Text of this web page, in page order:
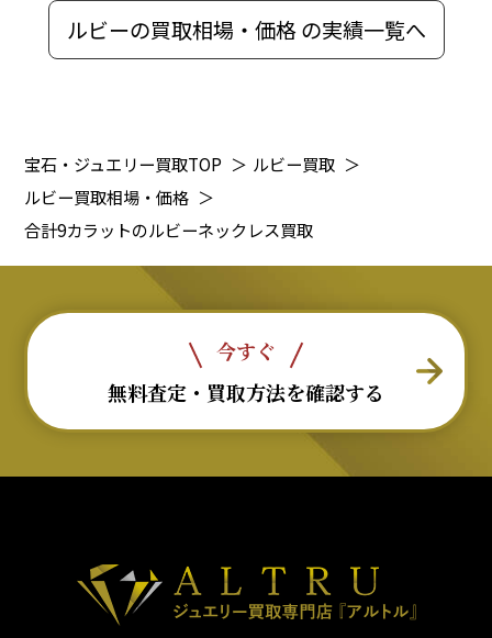
ルビーの買取相場・価格 の実績一覧へ
宝石・ジュエリー買取TOP ＞ ルビー買取 ＞
ルビー買取相場・価格 ＞
合計9カラットのルビーネックレス買取
今すぐ
無料査定・買取方法を確認する